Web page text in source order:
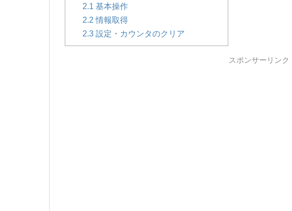
2.1 基本操作
2.2 情報取得
2.3 設定・カウンタのクリア
スポンサーリンク